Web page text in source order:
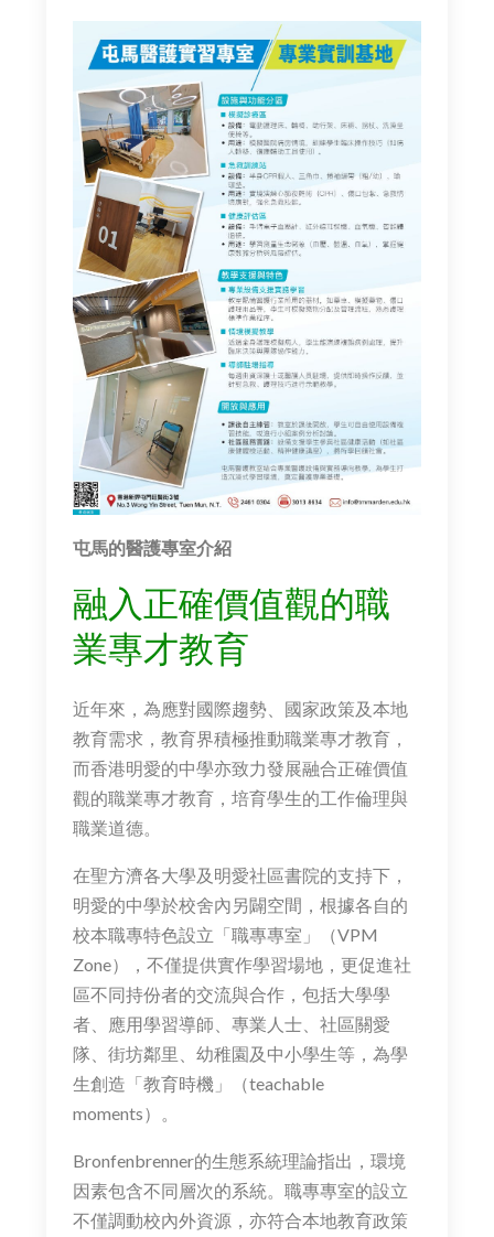
屯馬的醫護專室介紹
融入正確價值觀的職
業專才教育
近年來，為應對國際趨勢、國家政策及本地
教育需求，教育界積極推動職業專才教育，
而香港明愛的中學亦致力發展融合正確價值
觀的職業專才教育，培育學生的工作倫理與
職業道德。
在聖方濟各大學及明愛社區書院的支持下，
明愛的中學於校舍內另闢空間，根據各自的
校本職專特色設立「職專專室」（VPM
Zone），不僅提供實作學習場地，更促進社
區不同持份者的交流與合作，包括大學學
者、應用學習導師、專業人士、社區關愛
隊、街坊鄰里、幼稚園及中小學生等，為學
生創造「教育時機」（teachable
moments）。
Bronfenbrenner的生態系統理論指出，環境
因素包含不同層次的系統。職專專室的設立
不僅調動校內外資源，亦符合本地教育政策